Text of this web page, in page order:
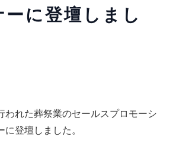
ーに登壇しまし
われた葬祭業のセールスプロモーシ
に登壇しました。